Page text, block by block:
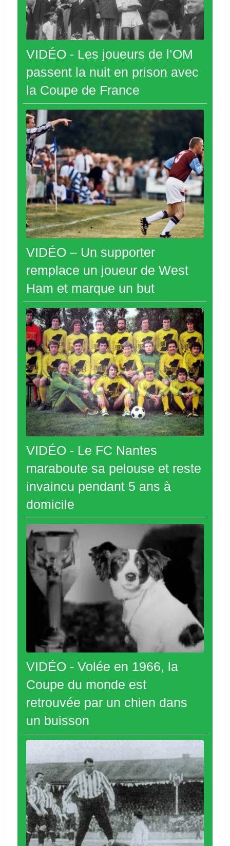
VIDÉO - Les joueurs de l’OM
passent la nuit en prison avec
la Coupe de France
VIDÉO – Un supporter
remplace un joueur de West
Ham et marque un but
VIDÉO - Le FC Nantes
maraboute sa pelouse et reste
invaincu pendant 5 ans à
domicile
VIDÉO - Volée en 1966, la
Coupe du monde est
retrouvée par un chien dans
un buisson